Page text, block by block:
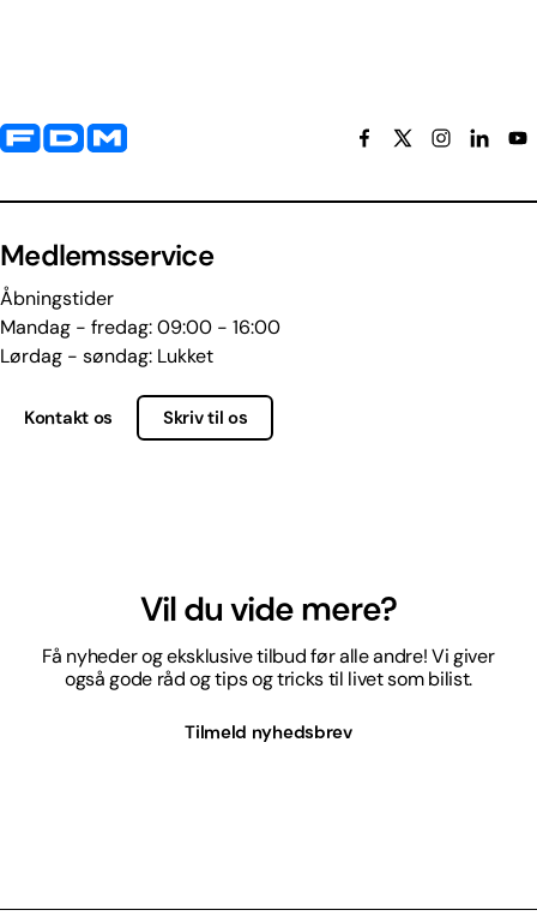
Yderligere information og kontaktoplysninger
Medlemsservice
Åbningstider
Mandag - fredag: 09:00 - 16:00
Lørdag - søndag: Lukket
Kontakt os Skriv til os
Vil du vide mere?
Få nyheder og eksklusive tilbud før alle andre! Vi giver
også gode råd og tips og tricks til livet som bilist.
Tilmeld nyhedsbrev